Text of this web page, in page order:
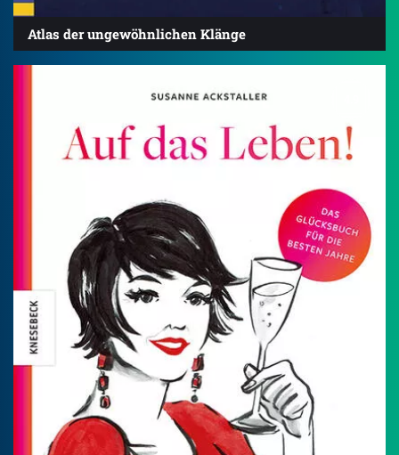
Atlas der ungewöhnlichen Klänge